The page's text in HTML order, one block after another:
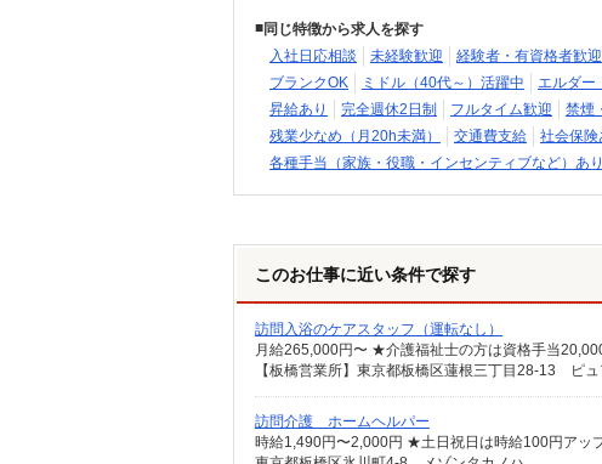
同じ特徴から求人を探す
入社日応相談
未経験歓迎 経験者・有資格者歓迎
ブランクOK
ミドル（40代～）活躍中 エルダー
昇給あり
完全週休2日制 フルタイム歓迎 禁煙
残業少なめ（月20h未満）
交通費支給 社会保険
各種手当（家族・役職・インセンティブなど）あり
このお仕事に近い条件で探す
訪問入浴のケアスタッフ（運転なし）
訪問介護 ホームヘルパー